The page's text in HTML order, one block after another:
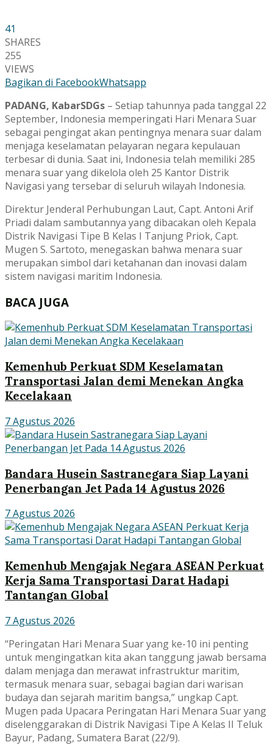
41
SHARES
255
VIEWS
Bagikan di FacebookWhatsapp
PADANG, KabarSDGs – Setiap tahunnya pada tanggal 22
September, Indonesia memperingati Hari Menara Suar
sebagai pengingat akan pentingnya menara suar dalam
menjaga keselamatan pelayaran negara kepulauan
terbesar di dunia. Saat ini, Indonesia telah memiliki 285
menara suar yang dikelola oleh 25 Kantor Distrik
Navigasi yang tersebar di seluruh wilayah Indonesia.
Direktur Jenderal Perhubungan Laut, Capt. Antoni Arif
Priadi dalam sambutannya yang dibacakan oleh Kepala
Distrik Navigasi Tipe B Kelas I Tanjung Priok, Capt.
Mugen S. Sartoto, menegaskan bahwa menara suar
merupakan simbol dari ketahanan dan inovasi dalam
sistem navigasi maritim Indonesia.
BACA JUGA
Kemenhub Perkuat SDM Keselamatan
Transportasi Jalan demi Menekan Angka
Kecelakaan
7 Agustus 2026
Bandara Husein Sastranegara Siap Layani
Penerbangan Jet Pada 14 Agustus 2026
7 Agustus 2026
Kemenhub Mengajak Negara ASEAN Perkuat
Kerja Sama Transportasi Darat Hadapi
Tantangan Global
7 Agustus 2026
“Peringatan Hari Menara Suar yang ke-10 ini penting
untuk mengingatkan kita akan tanggung jawab bersama
dalam menjaga dan merawat infrastruktur maritim,
termasuk menara suar, sebagai bagian dari warisan
budaya dan sejarah maritim bangsa,” ungkap Capt.
Mugen pada Upacara Peringatan Hari Menara Suar yang
diselenggarakan di Distrik Navigasi Tipe A Kelas II Teluk
Bayur, Padang, Sumatera Barat (22/9).